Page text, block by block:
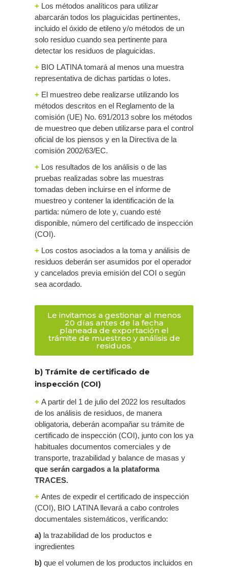
+ Los métodos analíticos para utilizar
abarcarán todos los plaguicidas pertinentes,
incluido el óxido de etileno y/o métodos de un
solo residuo cuando sea pertinente para
detectar los residuos de plaguicidas.
+ BIO LATINA tomará al menos una muestra
representativa de dichas partidas o lotes.
+ El muestreo debe realizarse utilizando los
métodos descritos en el Reglamento de la
comisión (UE) No. 691/2013 sobre los métodos
de muestreo que deben utilizarse para el control
oficial de los piensos y en la Directiva de la
comisión 2002/63/EC.
+ Los resultados de los análisis o de las
pruebas realizadas sobre las muestras
tomadas deben incluirse en el informe de
muestreo y contener la identificación de la
partida: número de lote y, cuando esté
disponible, número del certificado de inspección
(COI).
+ Los costos asociados a la toma y análisis de
residuos deberán ser asumidos por el operador
y cancelados previa emisión del COI o según
sea acordado.
Le invitamos a gestionar al menos
20 días antes de la fecha
planeada de exportación el
trámite de muestreo y análisis de
residuos.
b) Trámite de certificado de
inspección (COI)
+ A partir del 1 de julio del 2022 los resultados
de los análisis de residuos, de manera
obligatoria, deberán acompañar su trámite de
certificado de inspección (COI), junto con los ya
habituales documentos comerciales y de
transporte, trazabilidad y balance de masas y
que serán cargados a la plataforma
TRACES.
+ Antes de expedir el certificado de inspección
(COI), BIO LATINA llevará a cabo controles
documentales sistemáticos, verificando:
a) la trazabilidad de los productos e
ingredientes
b) que el volumen de los productos incluidos en